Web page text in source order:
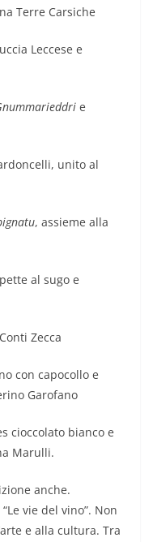
Terre Carsiche
Leccese e
e
unito al
, assieme alla
al sugo e
Zecca
con capocollo e
Garofano
cioccolato bianco e
Marulli.
anche.
vie del vino”. Non
e alla cultura. Tra